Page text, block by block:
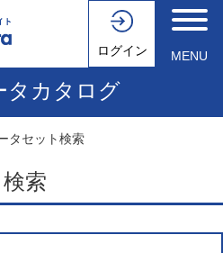
ログイン MENU
タカタログ
タセット検索
索